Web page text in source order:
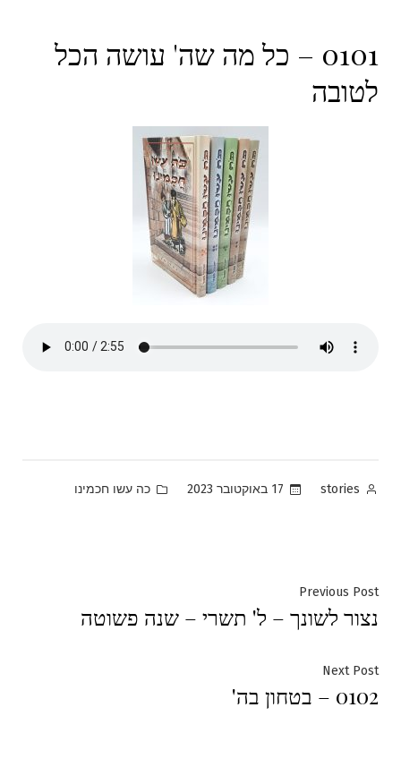
0101 – כל מה שה' עושה הכל
לטובה
Posted
stories 17 באוקטובר 2023
Posted
כה עשו חכמינו
ניווט
Previous Post
post:
נצור לשונך – ל' תשרי – שנה פשוטה
Next Post
post:
0102 – בטחון בה'